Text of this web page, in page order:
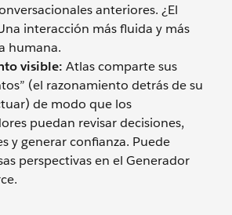
anteriores. ¿El
interacción más fluida y más
humana.
visible: Atlas comparte sus
(el razonamiento detrás de su
de modo que los
puedan revisar decisiones,
y generar confianza. Puede
perspectivas en el Generador